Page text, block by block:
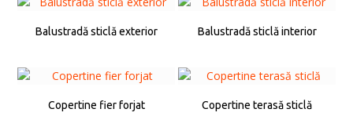
Balustradă sticlă exterior Balustradă sticlă interior
Copertine fier forjat Copertine terasă sticlă